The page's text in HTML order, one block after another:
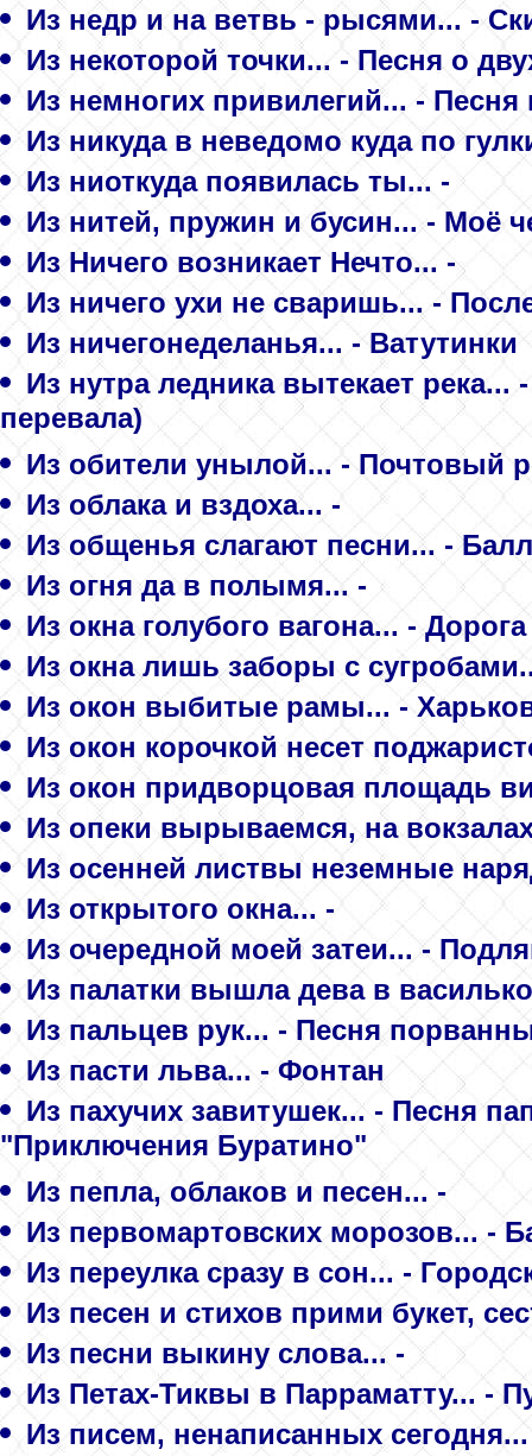
Из недр и на ветвь - рысями... -
Из некоторой точки... - Песня о
Из немногих привилегий... - Песня
Из никуда в неведомо куда по
Из ниоткуда появилась ты... -
Из нитей, пружин и бусин... - Моё
Из Ничего возникает Нечто... -
Из ничего ухи не сваришь... -
Из ничегонеделанья... - Ватутинки
Из нутра ледника вытекает
перевала)
Из обители унылой... - Почтовый
Из облака и вздоха... -
Из общенья слагают песни... -
Из огня да в полымя... -
Из окна голубого вагона... - Дорога
Из окна лишь заборы с
Из окон выбитые рамы... -
Из окон корочкой несет
Из окон придворцовая площадь
Из опеки вырываемся, на
Из осенней листвы неземные
Из открытого окна... -
Из очередной моей затеи... -
Из палатки вышла дева в
Из пальцев рук... - Песня
Из пасти льва... - Фонтан
Из пахучих завитушек... - Песня
"Приключения Буратино"
Из пепла, облаков и песен... -
Из первомартовских морозов... -
Из переулка сразу в сон... -
Из песен и стихов прими букет,
Из песни выкину слова... -
Из Петах-Тиквы в Парраматту... -
Из писем, ненаписанных